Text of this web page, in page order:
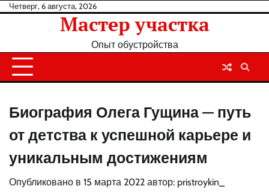
Перейти
Четверг, 6 августа, 2026
Мастер участка
Опыт обустройства
Биография Олега Гущина — путь
от детства к успешной карьере и
уникальным достижениям
Опубликовано в 15 марта 2022 автор: pristroykin_